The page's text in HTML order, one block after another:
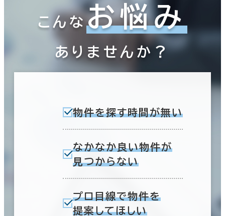
こんなお悩み
ありませんか？
物件を探す時間が無い
なかなか良い物件が
見つからない
プロ目線で物件を
提案してほしい